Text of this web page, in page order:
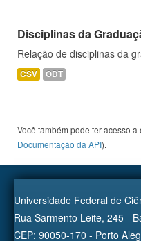
Disciplinas da
Relação de disciplinas da
CSV ODT
Você também pode ter acesso
Documentação da API).
Universidade Federal de
Rua Sarmento Leite, 245 -
CEP: 90050-170 - Porto